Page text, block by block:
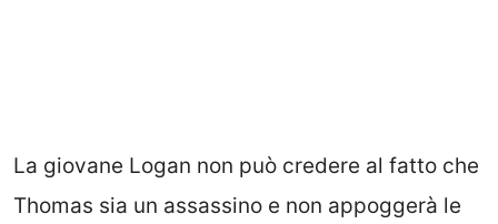
La giovane Logan non può credere al fatto che
Thomas sia un assassino e non appoggerà le